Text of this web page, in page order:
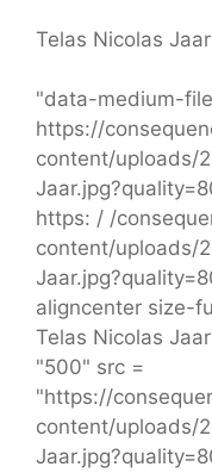
Telas Nicolas Jaar
"data-medium-
https://
content/uploads/
https: / /
content/uploads/
aligncenter size-
Telas Nicolas
"500" src =
"https://
content/uploads/